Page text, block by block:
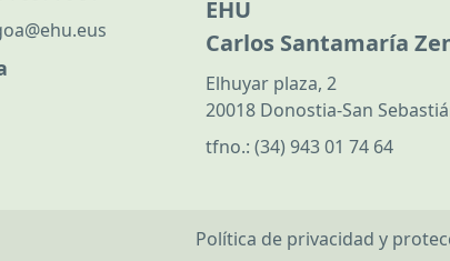
EHU
Carlos Santamaría
Elhuyar plaza, 2
20018 Donostia-San
tfno.: (34) 943 01 74 64
Política de privacidad y